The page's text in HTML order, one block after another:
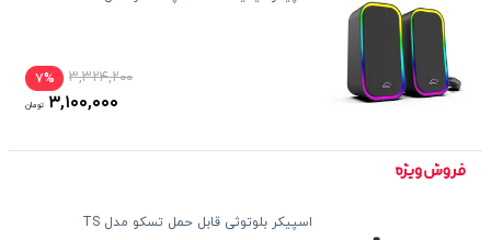
۷% ۳,۳۲۴,۲۰۰
۳,۱۰۰,۰۰۰ تومان
اسپیکر بلوتوثی قابل حمل تسکو مدل TS